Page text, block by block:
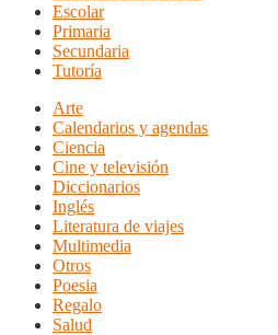
Escolar
Primaria
Secundaria
Tutoría
Arte
Calendarios y agendas
Ciencia
Cine y televisión
Diccionarios
Inglés
Literatura de viajes
Multimedia
Otros
Poesia
Regalo
Salud